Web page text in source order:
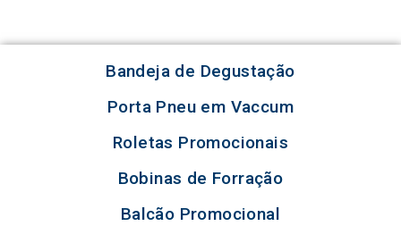
Bandeja de Degustação
Porta Pneu em Vaccum
Roletas Promocionais
Bobinas de Forração
Balcão Promocional